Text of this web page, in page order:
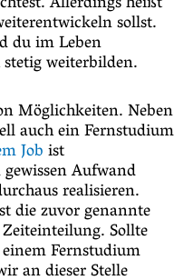
sollst.
du im Leben
weiterbilden.
Möglichkeiten. Neben
auch ein Fernstudium
Jobist
Aufwand
realisieren.
die zuvor genannte
Sollte
Fernstudium
an dieser Stelle